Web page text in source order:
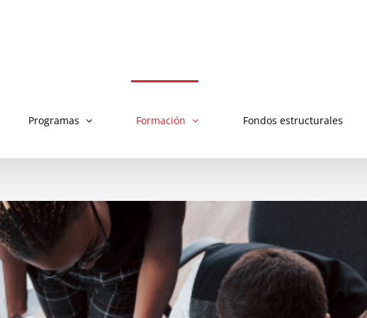
Programas Formación Fondos estructurales